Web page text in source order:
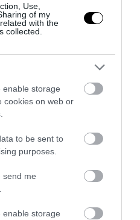
Use,
of my
with the
collected.
enable storage
cookies on web or
to be sent to
purposes.
send me
enable storage
εκεί
φαινόμενα στην
ακούσματα
φιγούρες
Δ.Νομικού: Οι πόζες με
την θερμοκρασία (φωτο)
13:07
πολυκατοικίες